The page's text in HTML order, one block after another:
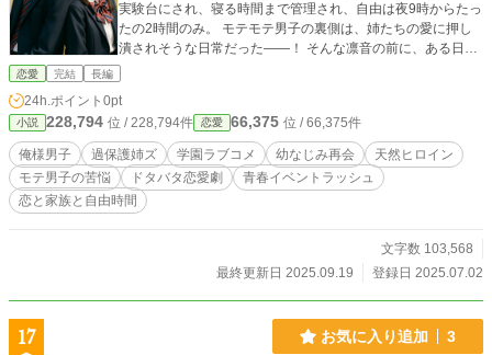
実験台にされ、寝る時間まで管理され、自由は夜9時からたっ
たの2時間のみ。 モテモテ男子の裏側は、姉たちの愛に押し
潰されそうな日常だった――！ そんな凛音の前に、ある日突
然現れたのは、 小学生時代の初恋の相手・白石天音。 天然で
縮めてくる彼女に、凛音の“俺様キャラ”は通用しない。 戸惑
いながらも、再び恋に落ちていく凛音。 けれどそこに巻き込
まれるのは、親友の悠真、女子バレー部の部長・夏菜、 そし
て姉たち＋芸能事務所まで！？ 「もう子供じゃねぇ。ちゃん
と、守りたい」 俺様男子の恋が、今、大暴走する――！
恋愛 完結 長編
24h.ポイント 0pt
小説 228,794 位 / 228,794件 恋愛 66,375 位 / 66,375件
俺様男子 過保護姉ズ 学園ラブコメ 幼なじみ再会
天然ヒロイン
モテ男子の苦悩
ドタバタ恋愛劇
青春イベントラッシュ
恋と家族と自由時間
文字数 103,568
最終更新日 2025.09.19
登録日 2025.07.02
17 お気に入り追加 3